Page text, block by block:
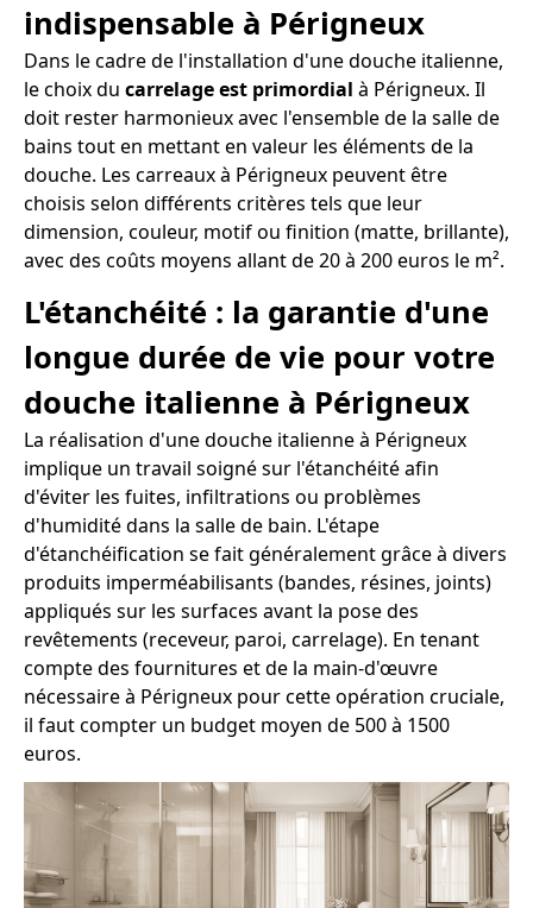
indispensable à Périgneux
Dans le cadre de l'installation d'une douche italienne,
le choix du carrelage est primordial à Périgneux. Il
doit rester harmonieux avec l'ensemble de la salle de
bains tout en mettant en valeur les éléments de la
douche. Les carreaux à Périgneux peuvent être
choisis selon différents critères tels que leur
dimension, couleur, motif ou finition (matte, brillante),
avec des coûts moyens allant de 20 à 200 euros le m².
L'étanchéité : la garantie d'une
longue durée de vie pour votre
douche italienne à Périgneux
La réalisation d'une douche italienne à Périgneux
implique un travail soigné sur l'étanchéité afin
d'éviter les fuites, infiltrations ou problèmes
d'humidité dans la salle de bain. L'étape
d'étanchéification se fait généralement grâce à divers
produits imperméabilisants (bandes, résines, joints)
appliqués sur les surfaces avant la pose des
revêtements (receveur, paroi, carrelage). En tenant
compte des fournitures et de la main-d'œuvre
nécessaire à Périgneux pour cette opération cruciale,
il faut compter un budget moyen de 500 à 1500
euros.